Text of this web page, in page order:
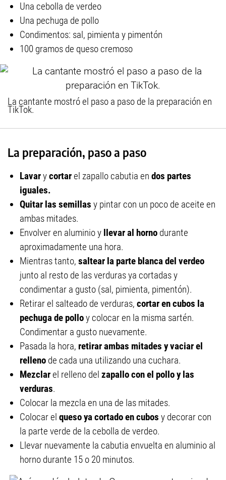
Una cebolla de verdeo
Una pechuga de pollo
Condimentos: sal, pimienta y pimentón
100 gramos de queso cremoso
La cantante mostró el paso a paso de la preparación en
TikTok.
La preparación, paso a paso
Lavarycortarel zapallo cabutia en dos partes
iguales.
Quitar las semillas y pintar con un poco de aceite en
ambas mitades.
Envolver en aluminio y llevar al horno durante
aproximadamente una hora.
Mientras tanto, saltear la parte blanca del verdeo
junto al resto de las verduras ya cortadas y
condimentar a gusto (sal, pimienta, pimentón).
Retirar el salteado de verduras, cortar en cubos la
pechuga de polloy colocar en la misma sartén.
Condimentar a gusto nuevamente.
Pasada la hora, retirar ambas mitades y vaciar el
relleno de cada una utilizando una cuchara.
Mezclarel relleno del zapallo con el pollo y las
verduras.
Colocar la mezcla en una de las mitades.
Colocar el queso ya cortado en cubos y decorar con
la parte verde de la cebolla de verdeo.
Llevar nuevamente la cabutia envuelta en aluminio al
horno durante 15 o 20 minutos.